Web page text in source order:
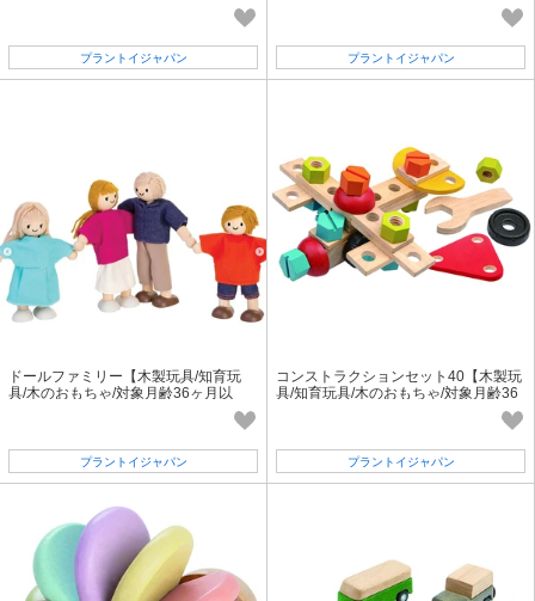
プラントイジャパン プラントイジャパン
ドールファミリー【木製玩具/知育玩
具/木のおもちゃ/対象月齢36ヶ月以
プラントイジャパン
コンストラクションセット40【木製玩
具/知育玩具/木のおもちゃ/対象月齢36
プラントイジャパン